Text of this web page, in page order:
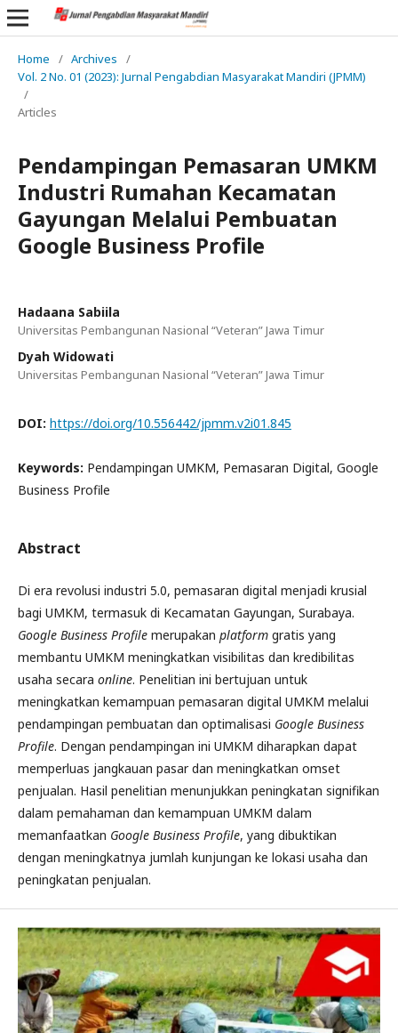
Home / Archives
/
Vol. 2 No. 01 (2023): Jurnal Pengabdian Masyarakat Mandiri (JPMM)
/
Articles
Pendampingan Pemasaran UMKM
Industri Rumahan Kecamatan
Gayungan Melalui Pembuatan
Google Business Profile
Hadaana Sabiila
Universitas Pembangunan Nasional “Veteran” Jawa Timur
Dyah Widowati
Universitas Pembangunan Nasional “Veteran” Jawa Timur
DOI: https://doi.org/10.556442/jpmm.v2i01.845
Keywords: Pendampingan UMKM, Pemasaran Digital, Google
Business Profile
Abstract
Di era revolusi industri 5.0, pemasaran digital menjadi krusial
bagi UMKM, termasuk di Kecamatan Gayungan, Surabaya.
Google Business Profile merupakan platform gratis yang
membantu UMKM meningkatkan visibilitas dan kredibilitas
usaha secara online. Penelitian ini bertujuan untuk
meningkatkan kemampuan pemasaran digital UMKM melalui
pendampingan pembuatan dan optimalisasi Google Business
Profile. Dengan pendampingan ini UMKM diharapkan dapat
memperluas jangkauan pasar dan meningkatkan omset
penjualan. Hasil penelitian menunjukkan peningkatan signifikan
dalam pemahaman dan kemampuan UMKM dalam
memanfaatkan Google Business Profile, yang dibuktikan
dengan meningkatnya jumlah kunjungan ke lokasi usaha dan
peningkatan penjualan.